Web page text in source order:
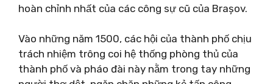
hoàn chỉnh nhất của các công sự cũ của Brașov.
Vào những năm 1500, các hội của thành phố chịu
trách nhiệm trông coi hệ thống phòng thủ của
thành phố và pháo đài này nằm trong tay những